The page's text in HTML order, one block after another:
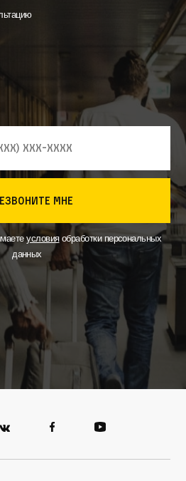
мне
условияобработки персональных
данных